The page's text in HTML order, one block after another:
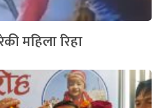
महिला रिहा